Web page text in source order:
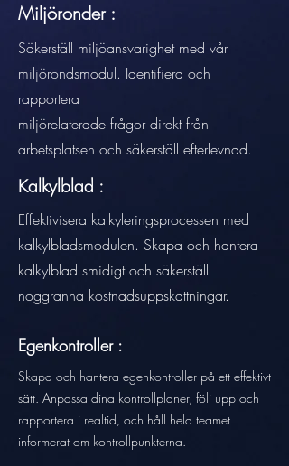
Miljöronder :
Säkerställ miljöansvarighet med vår
miljörondsmodul. Identifiera och
rapportera
miljörelaterade frågor direkt från
arbetsplatsen och säkerställ efterlevnad.
Kalkylblad :
Effektivisera kalkyleringsprocessen med
kalkylbladsmodulen. Skapa och hantera
kalkylblad smidigt och säkerställ
noggranna kostnadsuppskattningar.
Egenkontroller :
Skapa och hantera egenkontroller på ett effektivt
sätt. Anpassa dina kontrollplaner, följ upp och
rapportera i realtid, och håll hela teamet
informerat om kontrollpunkterna.